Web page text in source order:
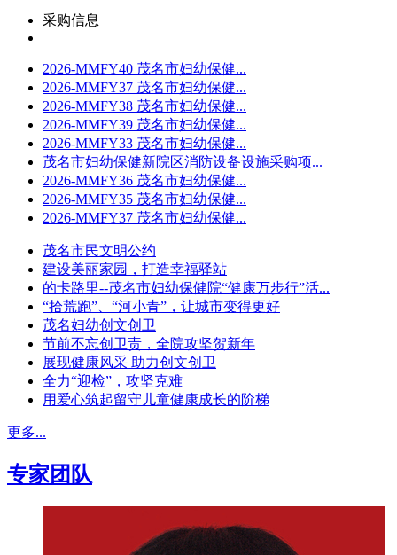
采购信息
2026-MMFY40 茂名市妇幼保健...
2026-MMFY37 茂名市妇幼保健...
2026-MMFY38 茂名市妇幼保健...
2026-MMFY39 茂名市妇幼保健...
2026-MMFY33 茂名市妇幼保健...
茂名市妇幼保健新院区消防设备设施采购项...
2026-MMFY36 茂名市妇幼保健...
2026-MMFY35 茂名市妇幼保健...
2026-MMFY37 茂名市妇幼保健...
茂名市民文明公约
建设美丽家园，打造幸福驿站
的卡路里--茂名市妇幼保健院“健康万步行”活...
“拾荒跑”、“河小青”，让城市变得更好
茂名妇幼创文创卫
节前不忘创卫责，全院攻坚贺新年
展现健康风采 助力创文创卫
全力“迎检”，攻坚克难
用爱心筑起留守儿童健康成长的阶梯
更多...
专家团队